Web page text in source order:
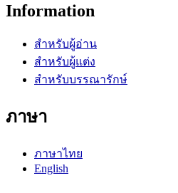
Information
สำหรับผู้อ่าน
สำหรับผู้แต่ง
สำหรับบรรณารักษ์
ภาษา
ภาษาไทย
English